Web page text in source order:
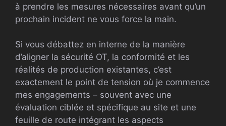
à prendre les mesures nécessaires avant qu’un
prochain incident ne vous force la main.
Si vous débattez en interne de la manière
d’aligner la sécurité OT, la conformité et les
réalités de production existantes, c’est
exactement le point de tension où je commence
mes engagements – souvent avec une
évaluation ciblée et spécifique au site et une
feuille de route intégrant les aspects